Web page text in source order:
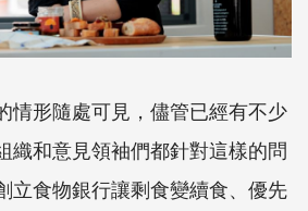
情形隨處可見，儘管已經有不少
織和意見領袖們都針對這樣的問
立食物銀行讓剩食變續食、優先